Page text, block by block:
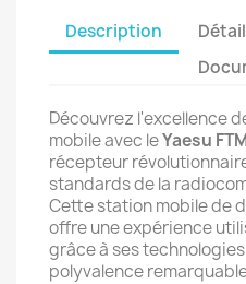
Description
Découvrez l'excellence
mobile avec leYaesu
récepteur
standards de la
Cette station mobile de
offre une expérience
grâce à ses
polyvalence